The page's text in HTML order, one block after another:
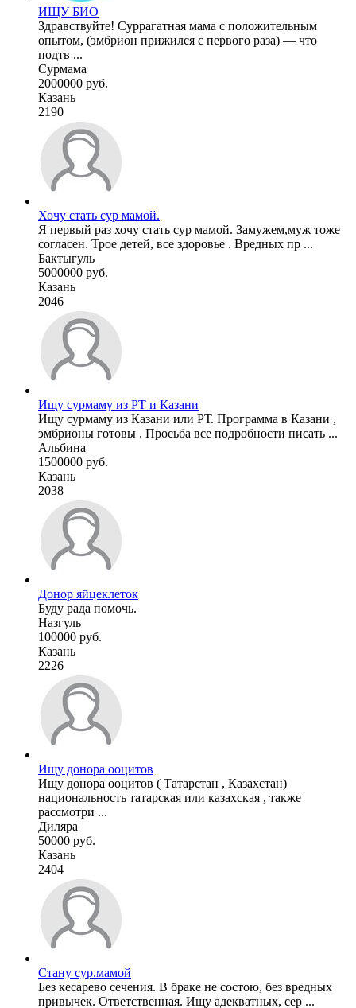
ИЩУ БИО
Здравствуйте! Суррагатная мама с положительным
опытом, (эмбрион прижился с первого раза) — что
подтв ...
Сурмама
2000000 руб.
Казань
2190
Хочу стать сур мамой.
Я первый раз хочу стать сур мамой. Замужем,муж тоже
согласен. Трое детей, все здоровье . Вредных пр ...
Бактыгуль
5000000 руб.
Казань
2046
Ищу сурмаму из РТ и Казани
Ищу сурмаму из Казани или РТ. Программа в Казани ,
эмбрионы готовы . Просьба все подробности писать ...
Альбина
1500000 руб.
Казань
2038
Донор яйцеклеток
Буду рада помочь.
Назгуль
100000 руб.
Казань
2226
Ищу донора ооцитов
Ищу донора ооцитов ( Татарстан , Казахстан)
национальность татарская или казахская , также
рассмотри ...
Диляра
50000 руб.
Казань
2404
Стану сур.мамой
Без кесарево сечения. В браке не состою, без вредных
привычек. Ответственная. Ищу адекватных, сер ...